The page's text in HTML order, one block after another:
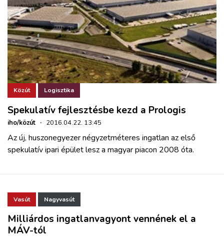
Közút Logisztika
Spekulatív fejlesztésbe kezd a Prologis
iho/közút · 2016.04.22. 13:45
Az új, huszonegyezer négyzetméteres ingatlan az első
spekulatív ipari épület lesz a magyar piacon 2008 óta.
Vasút Nagyvasút
Milliárdos ingatlanvagyont vennének el a
MÁV-tól